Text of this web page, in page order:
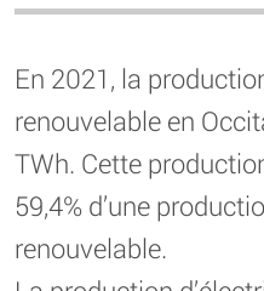
En 2021, la
renouvelable en
TWh. Cette
59,4% d’une
renouvelable.